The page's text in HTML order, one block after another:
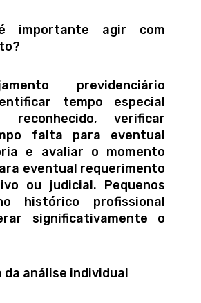
importante agir com
previdenciário
tempo especial
reconhecido, verificar
falta para eventual
e avaliar o momento
eventual requerimento
ou judicial. Pequenos
histórico profissional
significativamente o
análise individual